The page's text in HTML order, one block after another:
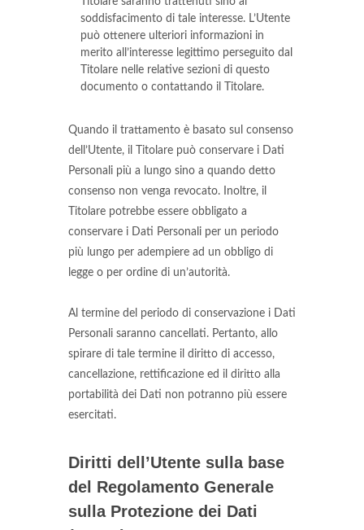
soddisfacimento di tale interesse. L’Utente
può ottenere ulteriori informazioni in
merito all’interesse legittimo perseguito dal
Titolare nelle relative sezioni di questo
documento o contattando il Titolare.
Quando il trattamento è basato sul consenso
dell’Utente, il Titolare può conservare i Dati
Personali più a lungo sino a quando detto
consenso non venga revocato. Inoltre, il
Titolare potrebbe essere obbligato a
conservare i Dati Personali per un periodo
più lungo per adempiere ad un obbligo di
legge o per ordine di un’autorità.
Al termine del periodo di conservazione i Dati
Personali saranno cancellati. Pertanto, allo
spirare di tale termine il diritto di accesso,
cancellazione, rettificazione ed il diritto alla
portabilità dei Dati non potranno più essere
esercitati.
Diritti dell’Utente sulla base
del Regolamento Generale
sulla Protezione dei Dati